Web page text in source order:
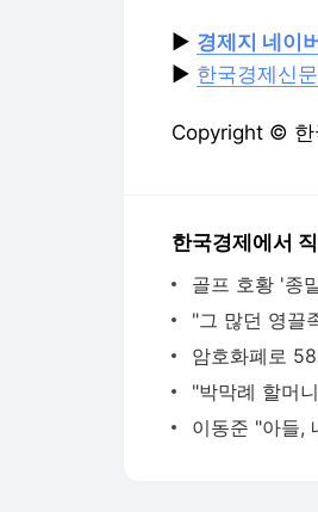
▶ 경제지 네이
▶ 한국경제신
Copyright © 한
한국경제에서